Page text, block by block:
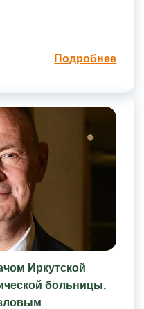
Подробнее
Иркутской
больницы,